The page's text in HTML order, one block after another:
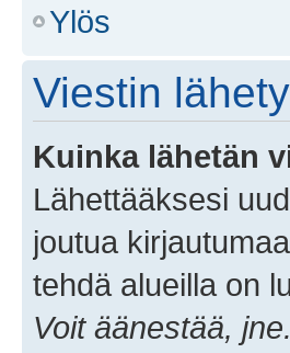
Ylös
Viestin
Kuinka lähetän
Lähettääksesi
joutua
tehdä alueilla on
Voit äänestää, jne.